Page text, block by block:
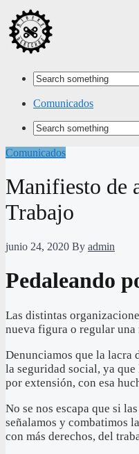
Comunicados
Comunicados
Manifiesto de
Trabajo
junio 24, 2020 By admin
Pedaleando
Las distintas
nueva figura o regular
Denunciamos que la lacra
la seguridad social, ya
por extensión, con esa
No se nos escapa que si
señalamos y combatimos
con más derechos, del